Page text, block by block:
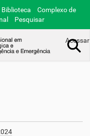
Biblioteca
Complexo de
Pesquisar
Acessar